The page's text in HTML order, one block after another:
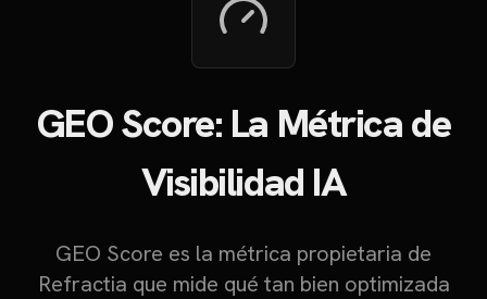
GEO Score: La Métrica de
Visibilidad IA
GEO Score es la métrica propietaria de
Refractia que mide qué tan bien optimizada